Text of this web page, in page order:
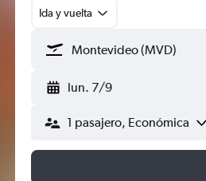
Ida y vuelta
lun. 7/9
1 pasajero, Económica